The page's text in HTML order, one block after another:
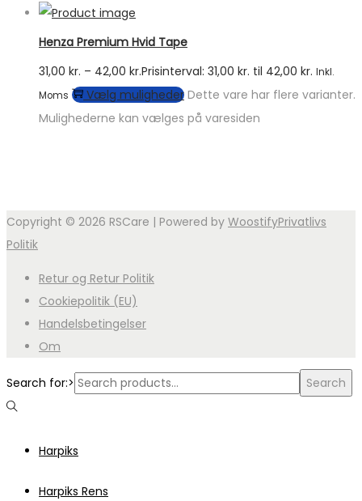
Henza Premium Hvid Tape
31,00 kr. – 42,00 kr.Prisinterval: 31,00 kr. til 42,00 kr. Inkl.
Moms
Vælg muligheder Dette vare har flere varianter.
Mulighederne kan vælges på varesiden
Copyright © 2026 RSCare | Powered by WoostifyPrivatlivs
Politik
Retur og Retur Politik
Cookiepolitik (EU)
Handelsbetingelser
Om
Search for:> Search
Harpiks
Harpiks Rens